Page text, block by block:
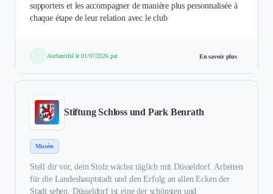
supporters et les accompagner de manière plus personnalisée à
chaque étape de leur relation avec le club
Authentifié le 01/07/2026 par En savoir plus
Stiftung Schloss und Park Benrath
Musées
Stell dir vor, dein Stolz wächst täglich mit Düsseldorf. Arbeiten
für die Landeshauptstadt und den Erfolg an allen Ecken der
Stadt sehen. Düsseldorf ist eine der schönsten und